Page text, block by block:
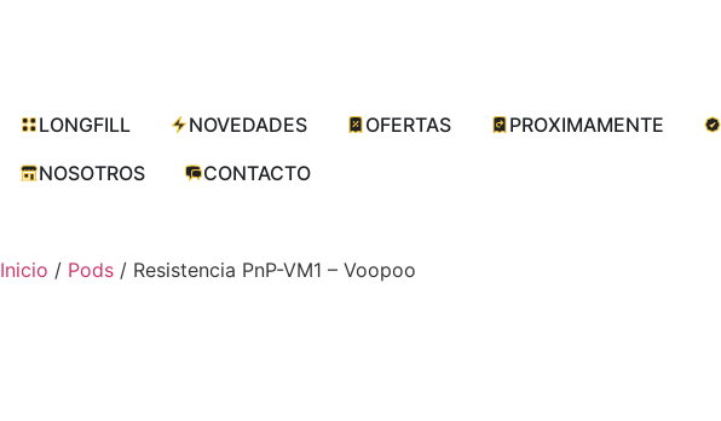
LONGFILL NOVEDADES OFERTAS PROXIMAMENTE
NOSOTROS
CONTACTO
Inicio / Pods / Resistencia PnP-VM1 – Voopoo